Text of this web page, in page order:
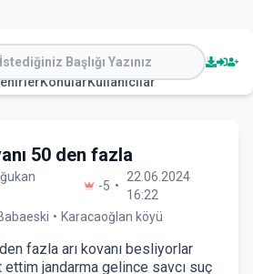
KonularKullanıcılar
50 den fazla
-5 •
22.06.2024
16:22
• Karacaoğlan köyü
fazla arı kovanı besliyorlar
ettim jandarma gelince savcı suç